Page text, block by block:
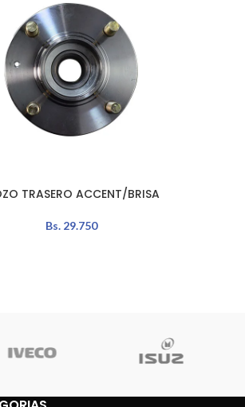
TRASERO ACCENT/BRISA
Bs. 29.750